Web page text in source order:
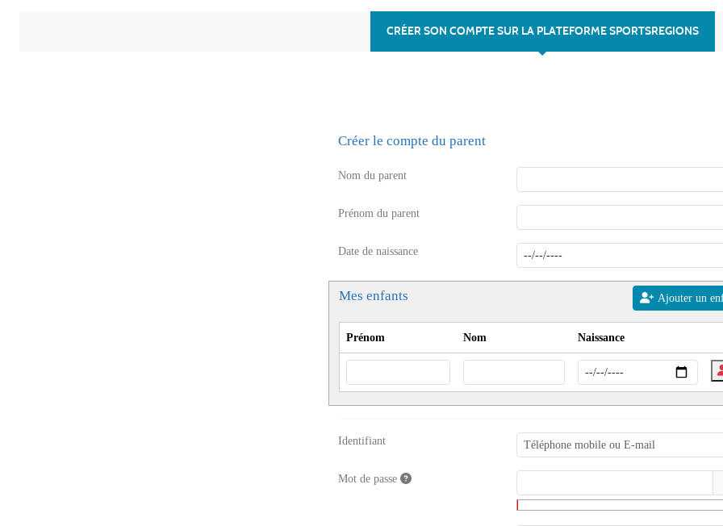
CRÉER SON COMPTE SUR LA PLATEFORME SPORTSREGIONS
Créer le compte du parent
Nom du parent
Prénom du parent
Date de naissance
Mes enfants Ajouter un
Prénom Nom Naissance
Identifiant
Mot de passe